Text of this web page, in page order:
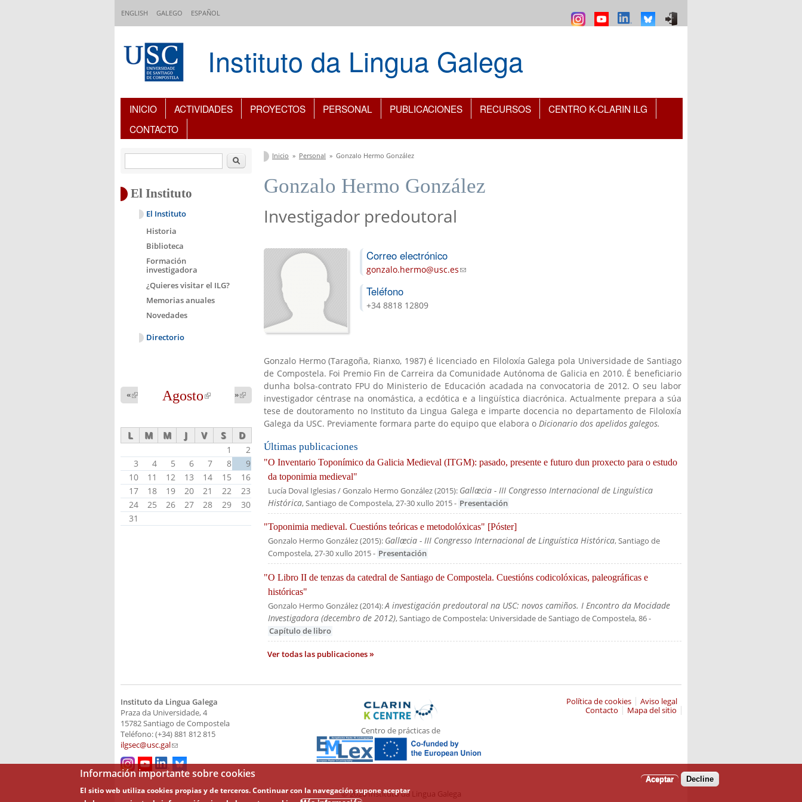
ENGLISH GALEGO ESPAÑOL
Instituto da Lingua Galega
Índice de contenidos
INICIO ACTIVIDADES PROYECTOS PERSONAL PUBLICACIONES RECURSOS
CENTRO K-CLARIN ILG
CONTACTO
Se encuentra usted aquí
Inicio » Personal » Gonzalo Hermo González
Gonzalo Hermo González
Investigador predoutoral
Correo electrónico
gonzalo.hermo@usc.es(link sends e-mail)
Teléfono
+34 8818 12809
Gonzalo Hermo (Taragoña, Rianxo, 1987) é licenciado en Filoloxía Galega pola Universidade de Santiago
de Compostela. Foi Premio Fin de Carreira da Comunidade Autónoma de Galicia en 2010. É beneficiario
dunha bolsa-contrato FPU do Ministerio de Educación acadada na convocatoria de 2012. O seu labor
investigador céntrase na onomástica, a ecdótica e a lingüística diacrónica. Actualmente prepara a súa
tese de doutoramento no Instituto da Lingua Galega e imparte docencia no departamento de Filoloxía
Galega da USC. Previamente formara parte do equipo que elabora o Dicionario dos apelidos galegos.
Últimas publicaciones
"O Inventario Toponímico da Galicia Medieval (ITGM): pasado, presente e futuro dun proxecto para o estudo
da toponimia medieval"
Lucía Doval Iglesias / Gonzalo Hermo González(2015): Gallæcia - III Congresso Internacional de Linguística
Histórica, Santiago de Compostela, 27-30 xullo 2015- Presentación
"Toponimia medieval. Cuestións teóricas e metodolóxicas" [Póster]
Gonzalo Hermo González(2015): Gallæcia - III Congresso Internacional de Linguística Histórica, Santiago de
Compostela, 27-30 xullo 2015- Presentación
"O Libro II de tenzas da catedral de Santiago de Compostela. Cuestións codicolóxicas, paleográficas e
históricas"
Gonzalo Hermo González(2014):A investigación predoutoral na USC: novos camiños. I Encontro da Mocidade
Investigadora (decembro de 2012), Santiago de Compostela: Universidade de Santiago de Compostela, 86-
Capítulo de libro
Ver todas las publicaciones
Buscar
El Instituto
El Instituto
Historia
Biblioteca
Formación
investigadora
¿Quieres visitar el ILG?
Memorias anuales
Novedades
Directorio
Agosto (link is
«
external)
»
(link is
external)
L M M J V S D
1
2
3
4 5 6 7 8
9
10
11 12 13 14 15
16
17
18 19 20 21 22
23
24
25 26 27 28 29
30
31
Instituto da Lingua Galega
Praza da Universidade, 4
15782 Santiago de Compostela
Teléfono: (+34) 881 812 815
ilgsec@usc.gal(link sends e-mail)
Centro de prácticas de
Aviso legal
Política de cookies
Mapa del sitio
Contacto
© 2026 Instituto da Lingua Galega
Información importante sobre cookies
El sitio web utiliza cookies propias y de terceros. Continuar con la navegación supone aceptar
Aceptar Decline